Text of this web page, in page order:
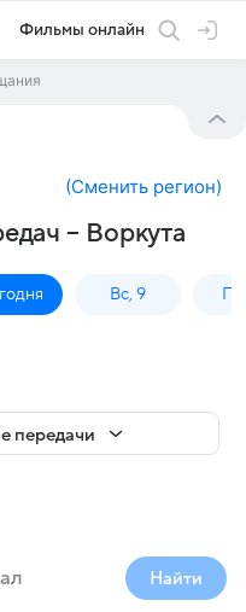
Фильмы онлайн
(Сменить регион)
– Воркута
Вс, 9
передачи
Найти